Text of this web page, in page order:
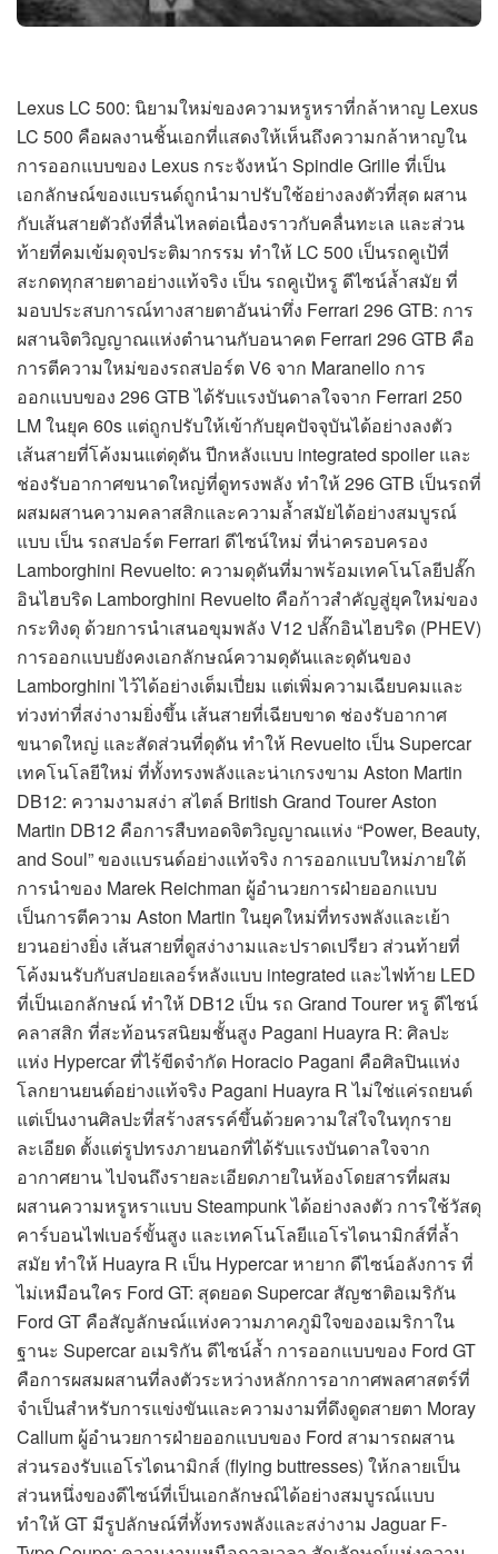
Lexus LC 500: นิยามใหม่ของความหรูหราที่กล้าหาญ Lexus
LC 500 คือผลงานชิ้นเอกที่แสดงให้เห็นถึงความกล้าหาญใน
การออกแบบของ Lexus กระจังหน้า Spindle Grille ที่เป็น
เอกลักษณ์ของแบรนด์ถูกนำมาปรับใช้อย่างลงตัวที่สุด ผสาน
กับเส้นสายตัวถังที่ลื่นไหลต่อเนื่องราวกับคลื่นทะเล และส่วน
ท้ายที่คมเข้มดุจประติมากรรม ทำให้ LC 500 เป็นรถคูเป้ที่
สะกดทุกสายตาอย่างแท้จริง เป็น รถคูเป้หรู ดีไซน์ล้ำสมัย ที่
มอบประสบการณ์ทางสายตาอันน่าทึ่ง Ferrari 296 GTB: การ
ผสานจิตวิญญาณแห่งตำนานกับอนาคต Ferrari 296 GTB คือ
การตีความใหม่ของรถสปอร์ต V6 จาก Maranello การ
ออกแบบของ 296 GTB ได้รับแรงบันดาลใจจาก Ferrari 250
LM ในยุค 60s แต่ถูกปรับให้เข้ากับยุคปัจจุบันได้อย่างลงตัว
เส้นสายที่โค้งมนแต่ดุดัน ปีกหลังแบบ integrated spoiler และ
ช่องรับอากาศขนาดใหญ่ที่ดูทรงพลัง ทำให้ 296 GTB เป็นรถที่
ผสมผสานความคลาสสิกและความล้ำสมัยได้อย่างสมบูรณ์
แบบ เป็น รถสปอร์ต Ferrari ดีไซน์ใหม่ ที่น่าครอบครอง
Lamborghini Revuelto: ความดุดันที่มาพร้อมเทคโนโลยีปลั๊ก
อินไฮบริด Lamborghini Revuelto คือก้าวสำคัญสู่ยุคใหม่ของ
กระทิงดุ ด้วยการนำเสนอขุมพลัง V12 ปลั๊กอินไฮบริด (PHEV)
การออกแบบยังคงเอกลักษณ์ความดุดันและดุดันของ
Lamborghini ไว้ได้อย่างเต็มเปี่ยม แต่เพิ่มความเฉียบคมและ
ท่วงท่าที่สง่างามยิ่งขึ้น เส้นสายที่เฉียบขาด ช่องรับอากาศ
ขนาดใหญ่ และสัดส่วนที่ดุดัน ทำให้ Revuelto เป็น Supercar
เทคโนโลยีใหม่ ที่ทั้งทรงพลังและน่าเกรงขาม Aston Martin
DB12: ความงามสง่า สไตล์ British Grand Tourer Aston
Martin DB12 คือการสืบทอดจิตวิญญาณแห่ง “Power, Beauty,
and Soul” ของแบรนด์อย่างแท้จริง การออกแบบใหม่ภายใต้
การนำของ Marek Reichman ผู้อำนวยการฝ่ายออกแบบ
เป็นการตีความ Aston Martin ในยุคใหม่ที่ทรงพลังและเย้า
ยวนอย่างยิ่ง เส้นสายที่ดูสง่างามและปราดเปรียว ส่วนท้ายที่
โค้งมนรับกับสปอยเลอร์หลังแบบ integrated และไฟท้าย LED
ที่เป็นเอกลักษณ์ ทำให้ DB12 เป็น รถ Grand Tourer หรู ดีไซน์
คลาสสิก ที่สะท้อนรสนิยมชั้นสูง Pagani Huayra R: ศิลปะ
แห่ง Hypercar ที่ไร้ขีดจำกัด Horacio Pagani คือศิลปินแห่ง
โลกยานยนต์อย่างแท้จริง Pagani Huayra R ไม่ใช่แค่รถยนต์
แต่เป็นงานศิลปะที่สร้างสรรค์ขึ้นด้วยความใส่ใจในทุกราย
ละเอียด ตั้งแต่รูปทรงภายนอกที่ได้รับแรงบันดาลใจจาก
อากาศยาน ไปจนถึงรายละเอียดภายในห้องโดยสารที่ผสม
ผสานความหรูหราแบบ Steampunk ได้อย่างลงตัว การใช้วัสดุ
คาร์บอนไฟเบอร์ขั้นสูง และเทคโนโลยีแอโรไดนามิกส์ที่ล้ำ
สมัย ทำให้ Huayra R เป็น Hypercar หายาก ดีไซน์อลังการ ที่
ไม่เหมือนใคร Ford GT: สุดยอด Supercar สัญชาติอเมริกัน
Ford GT คือสัญลักษณ์แห่งความภาคภูมิใจของอเมริกาใน
ฐานะ Supercar อเมริกัน ดีไซน์ล้ำ การออกแบบของ Ford GT
คือการผสมผสานที่ลงตัวระหว่างหลักการอากาศพลศาสตร์ที่
จำเป็นสำหรับการแข่งขันและความงามที่ดึงดูดสายตา Moray
Callum ผู้อำนวยการฝ่ายออกแบบของ Ford สามารถผสาน
ส่วนรองรับแอโรไดนามิกส์ (flying buttresses) ให้กลายเป็น
ส่วนหนึ่งของดีไซน์ที่เป็นเอกลักษณ์ได้อย่างสมบูรณ์แบบ
ทำให้ GT มีรูปลักษณ์ที่ทั้งทรงพลังและสง่างาม Jaguar F-